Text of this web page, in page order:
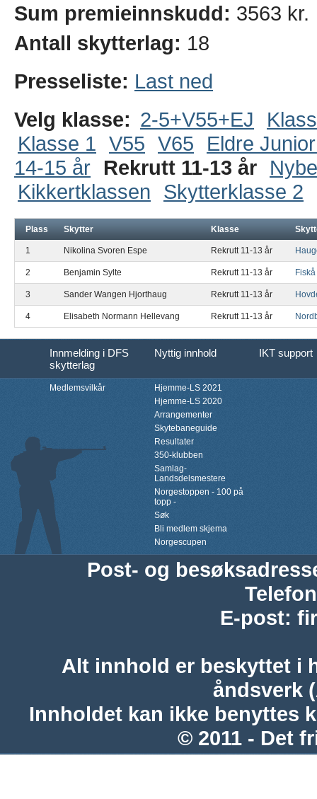
Sum premieinnskudd: 3563 kr.
Antall skytterlag: 18
Presseliste: Last ned
Velg klasse: 2-5+V55+EJ
Klasse 1 V55 V65
Eldre
14-15 år
Rekrutt 11-13 år
Kikkertklassen
Skytterklasse 2
Plass Skytter Klasse
1 Nikolina Svoren Espe Rekrutt 11-13 år
2 Benjamin Sylte Rekrutt 11-13 år Fiskå
3 Sander Wangen Hjorthaug Rekrutt 11-13 år
4 Elisabeth Normann Hellevang Rekrutt 11-13 år
Innmelding i DFS
skytterlag
Nyttig innhold IKT support
Medlemsvilkår
Hjemme-LS 2021
Hjemme-LS 2020
Arrangementer
Skytebaneguide
Resultater
350-klubben
Samlag-
Landsdelsmestere
Norgestoppen - 100 på
topp -
Søk
Bli medlem skjema
Norgescupen
Post- og
Telefon
E-post:
Alt innhold er beskyttet i
åndsverk
Innholdet kan ikke benyttes
© 2011 - Det